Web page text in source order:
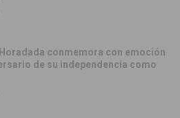
conmemora con emoción
de su independencia como